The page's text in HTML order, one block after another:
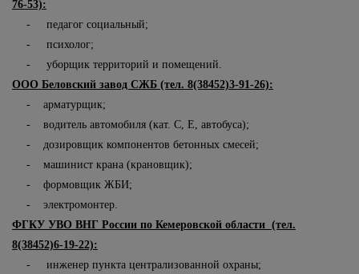
76-53):
- педагог социальный;
- психолог;
- уборщик территорий и помещений.
ООО Беловский завод СЖБ (тел. 8(38452)3-91-26):
- арматурщик;
- водитель автомобиля (кат. С, Е, автобуса);
- дозировщик компонентов бетонных смесей;
- машинист крана (крановщик);
- формовщик ЖБИ;
- электромонтер.
ФГКУ УВО ВНГ России по Кемеровской области (тел.
8(38452)6-19-22):
- инженер пункта централизованной охраны;